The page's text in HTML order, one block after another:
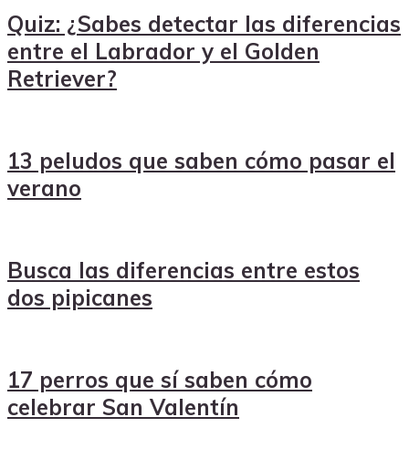
Quiz: ¿Sabes detectar las diferencias
entre el Labrador y el Golden
Retriever?
13 peludos que saben cómo pasar el
verano
Busca las diferencias entre estos
dos pipicanes
17 perros que sí saben cómo
celebrar San Valentín